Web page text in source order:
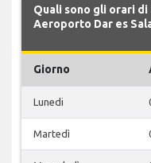
Quali sono gli orari di
Aeroporto Dar es
Giorno
Lunedi
Martedì